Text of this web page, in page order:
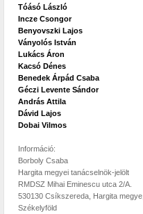
Tóásó László
Incze Csongor
Benyovszki Lajos
Ványolós István
Lukács Áron
Kacsó Dénes
Benedek Árpád Csaba
Géczi Levente Sándor
András Attila
Dávid Lajos
Dobai Vilmos
Információ:
Borboly Csaba
Hargita megyei tanácselnök-jelölt
RMDSZ Mihai Eminescu utca 2/A.
530130 Csíkszereda, Hargita megye,
Székelyföld